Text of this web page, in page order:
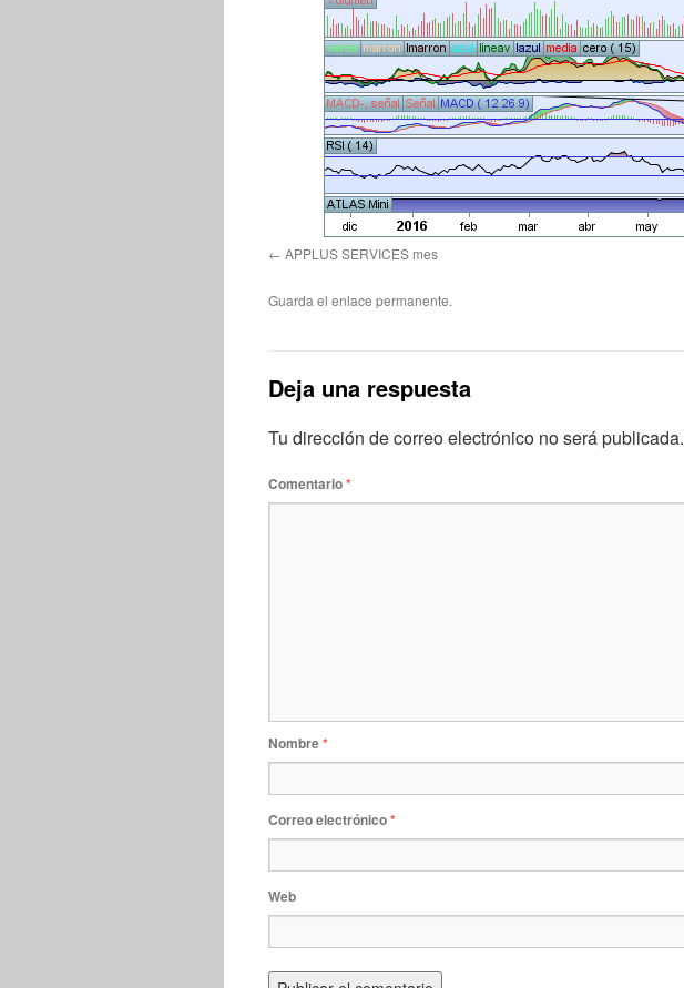
APPLUS SERVICES mes
Guarda el enlace permanente.
Deja una respuesta
Tu dirección de correo electrónico no será publicada.
Comentario*
Nombre*
Correo electrónico*
Web